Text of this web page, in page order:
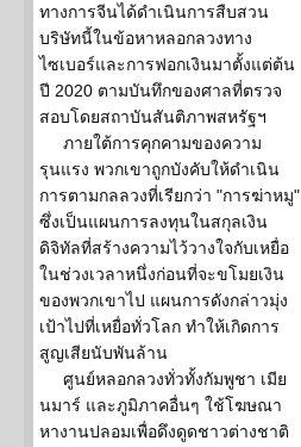
ทางการจีนได้ดำเนินการสืบสวน
บริษัทนี้ในข้อหาหลอกลวงทาง
ไซเบอร์และการฟอกเงินมาตั้งแต่ต้น
ปี 2020 ตามบันทึกของศาลที่ตรวจ
สอบโดยสถาบันสันติภาพสหรัฐฯ
ภายใต้การคุกคามของความ
รุนแรง พวกเขาถูกบังคับให้ดำเนิน
การตามกลลวงที่เรียกว่า "การฆ่าหมู"
ซึ่งเป็นแผนการลงทุนในสกุลเงิน
ดิจิทัลที่สร้างความไว้วางใจกับเหยื่อ
ในช่วงเวลาหนึ่งก่อนที่จะขโมยเงิน
ของพวกเขาไป แผนการดังกล่าวมุ่ง
เป้าไปที่เหยื่อทั่วโลก ทำให้เกิดการ
สูญเสียนับพันล้าน
ศูนย์หลอกลวงทั่วทั้งกัมพูชา เมีย
นมาร์ และภูมิภาคอื่นๆ ใช้โฆษณา
หางานปลอมเพื่อดึงดูดชาวต่างชาติ